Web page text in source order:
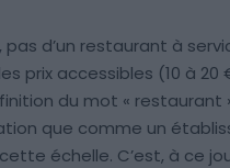
d’un restaurant à
prix accessibles (10 à 20
du mot « restaurant
que comme un
échelle. C’est, à ce